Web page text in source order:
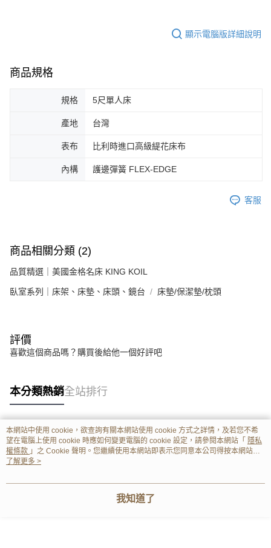
顯示電腦版詳細說明
商品規格
規格 5尺單人床
產地 台灣
表布 比利時進口高級緹花床布
內構 護邊彈簧 FLEX-EDGE
客服
商品相關分類 (2)
品質精選｜美國金格名床 KING KOIL
臥室系列｜床架、床墊、床頭、鏡台 床墊/保潔墊/枕頭
評價
喜歡這個商品嗎？購買後給他一個好評吧
本分類熱銷全站排行
熱門標籤
本網站中使用 cookie，欲查詢有關本網站使用 cookie 方式之詳情，及若您不希
望在電腦上使用 cookie 時應如何變更電腦的 cookie 設定，請參閱本網站「 隱私
權條款 」之 Cookie 聲明。您繼續使用本網站即表示您同意本公司得按本網站使
用條款之 Cookie 聲明使用 cookie。
了解更多 >
我知道了